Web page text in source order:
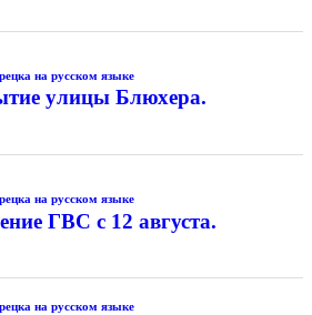
на русском языке
улицы Блюхера.
на русском языке
ГВС с 12 августа.
на русском языке